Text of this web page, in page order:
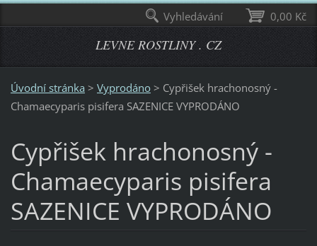
LEVNE ROSTLINY . CZ
Úvodní stránka > Vyprodáno > Cypřišek hrachonosný -
Chamaecyparis pisifera SAZENICE VYPRODÁNO
Cypřišek hrachonosný -
Chamaecyparis pisifera
SAZENICE VYPRODÁNO
0,00 Kč
Vyhledávání